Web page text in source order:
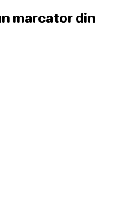
marcator din